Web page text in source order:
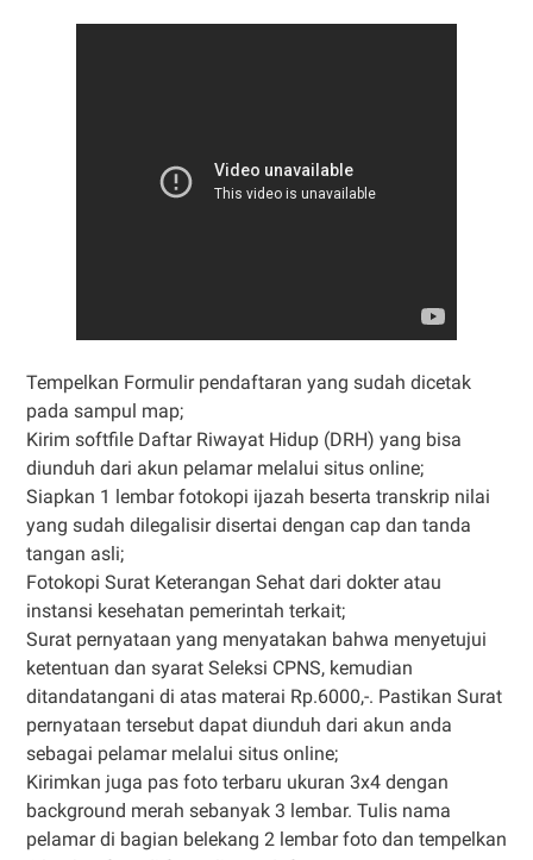
Tempelkan Formulir pendaftaran yang sudah dicetak
pada sampul map;
Kirim softfile Daftar Riwayat Hidup (DRH) yang bisa
diunduh dari akun pelamar melalui situs online;
Siapkan 1 lembar fotokopi ijazah beserta transkrip nilai
yang sudah dilegalisir disertai dengan cap dan tanda
tangan asli;
Fotokopi Surat Keterangan Sehat dari dokter atau
instansi kesehatan pemerintah terkait;
Surat pernyataan yang menyatakan bahwa menyetujui
ketentuan dan syarat Seleksi CPNS, kemudian
ditandatangani di atas materai Rp.6000,-. Pastikan Surat
pernyataan tersebut dapat diunduh dari akun anda
sebagai pelamar melalui situs online;
Kirimkan juga pas foto terbaru ukuran 3x4 dengan
background merah sebanyak 3 lembar. Tulis nama
pelamar di bagian belekang 2 lembar foto dan tempelkan